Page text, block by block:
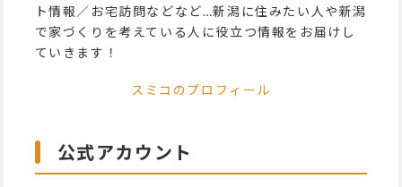
ト情報／お宅訪問などなど…新潟に住みたい人や新潟
で家づくりを考えている人に役立つ情報をお届けし
ていきます！
スミコのプロフィール
公式アカウント